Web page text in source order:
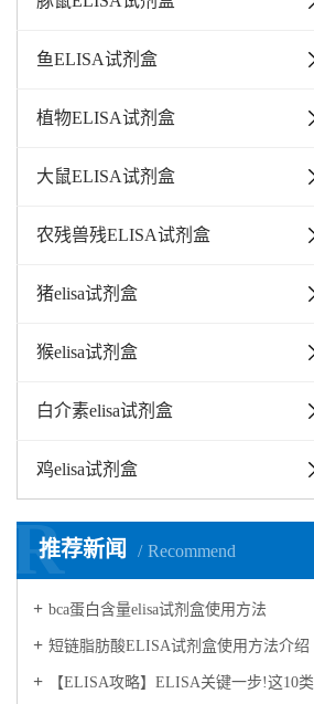
鱼ELISA试剂盒
植物ELISA试剂盒
大鼠ELISA试剂盒
农残兽残ELISA试剂盒
猪elisa试剂盒
猴elisa试剂盒
白介素elisa试剂盒
鸡elisa试剂盒
推荐新闻 Recommend
R
bca蛋白含量elisa试剂盒使用方法
短链脂肪酸ELISA试剂盒使用方法介绍
【ELISA攻略】ELISA关键一步!这10类样品要如何处理?